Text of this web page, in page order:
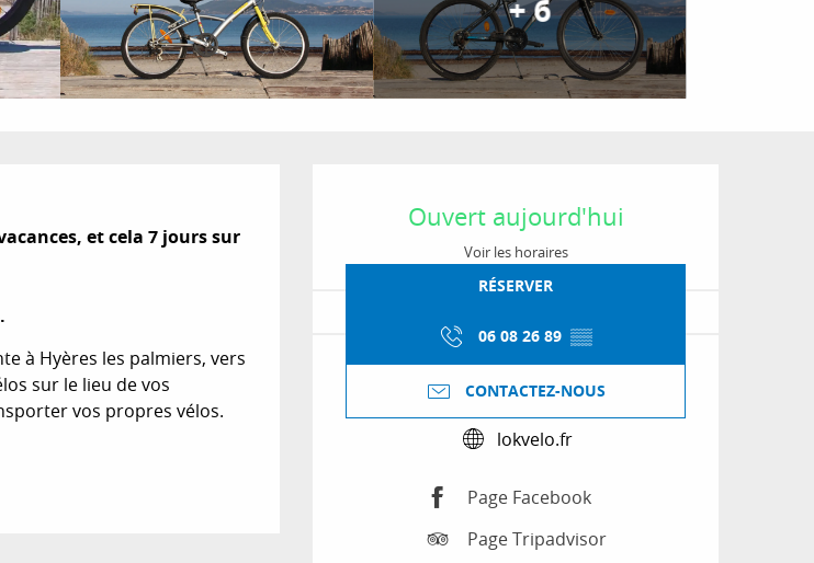
+ 6
Ouverture et
Ouvert aujourd'hui
Voir les horaires
RÉSERVER
06 08 26 89 ▒▒
CONTACTEZ-NOUS
lokvelo.fr
Page Facebook
Page Tripadvisor
et cela 7 jours sur
à Hyères les palmiers, vers
sur le lieu de vos
vos propres vélos.